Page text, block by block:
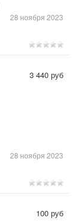
28 ноября 2023
28 ноября 2023
3 440 руб
100 руб